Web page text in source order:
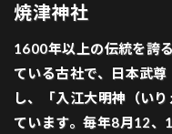
焼津神社
1600年以上の伝統を誇
ている古社で、日本武
し、「入江大明神（い
ています。毎年8月12、